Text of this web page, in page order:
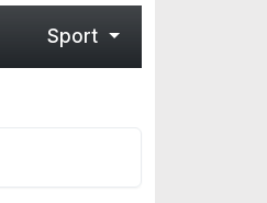
Sport